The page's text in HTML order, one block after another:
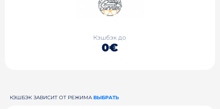
Кэшбэк до
0€
КЭШБЭК ЗАВИСИТ ОТ РЕЖИМА ВЫБРАТЬ